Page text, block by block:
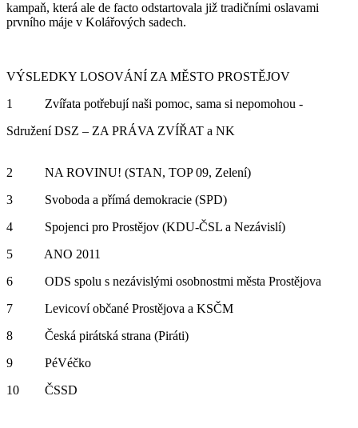
kampaň, která ale de facto odstartovala již tradičními oslavami
prvního máje v Kolářových sadech.
VÝSLEDKY LOSOVÁNÍ ZA MĚSTO PROSTĚJOV
1 Zvířata potřebují naši pomoc, sama si nepomohou -
Sdružení DSZ – ZA PRÁVA ZVÍŘAT a NK
2 NA ROVINU! (STAN, TOP 09, Zelení)
3 Svoboda a přímá demokracie (SPD)
4 Spojenci pro Prostějov (KDU-ČSL a Nezávislí)
5 ANO 2011
6 ODS spolu s nezávislými osobnostmi města Prostějova
7 Levicoví občané Prostějova a KSČM
8 Česká pirátská strana (Piráti)
9 PéVéčko
10 ČSSD